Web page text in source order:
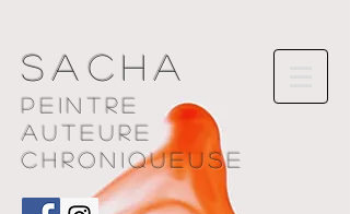
Sacha
Peintre
AUTEURE
chroniqueuse